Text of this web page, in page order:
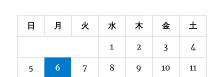
日 月 火 水 木 金 土
1 2 3 4
5 6 7 8 9 10 11